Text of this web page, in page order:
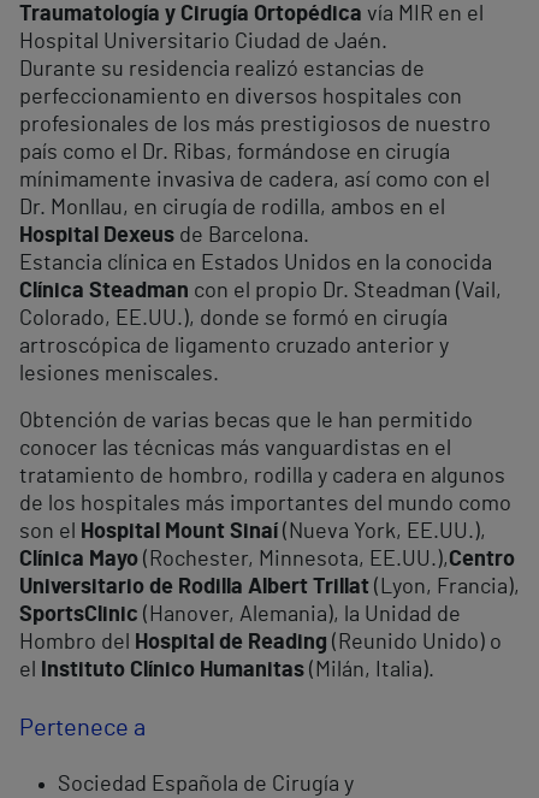
Traumatología y Cirugía Ortopédica vía MIR en el
Hospital Universitario Ciudad de Jaén.
Durante su residencia realizó estancias de
perfeccionamiento en diversos hospitales con
profesionales de los más prestigiosos de nuestro
país como el Dr. Ribas, formándose en cirugía
mínimamente invasiva de cadera, así como con el
Dr. Monllau, en cirugía de rodilla, ambos en el
Hospital Dexeus de Barcelona.
Estancia clínica en Estados Unidos en la conocida
Clínica Steadman con el propio Dr. Steadman (Vail,
Colorado, EE.UU.), donde se formó en cirugía
artroscópica de ligamento cruzado anterior y
lesiones meniscales.
Obtención de varias becas que le han permitido
conocer las técnicas más vanguardistas en el
tratamiento de hombro, rodilla y cadera en algunos
de los hospitales más importantes del mundo como
son el
Hospital Mount Sinaí (Nueva York, EE.UU.),
Clínica Mayo (Rochester, Minnesota, EE.UU.),Centro
Universitario de Rodilla Albert Trillat (Lyon, Francia),
SportsClinic (Hanover, Alemania), la Unidad de
Hombro del
Hospital de Reading (Reunido Unido) o
el
Instituto Clínico Humanitas (Milán, Italia).
Pertenece a
Sociedad Española de Cirugía y